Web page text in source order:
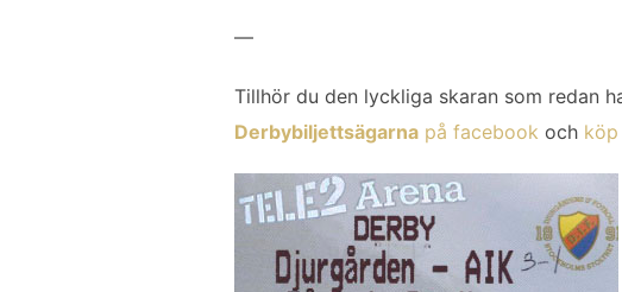
—
Tillhör du den lyckliga skaran som redan
Derbybiljettsägarna på facebook och